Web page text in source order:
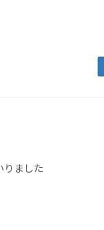
りました